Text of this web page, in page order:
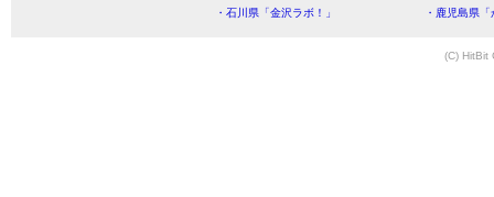
・石川県「金沢ラボ！」
・鹿児島県
(C) HitBit